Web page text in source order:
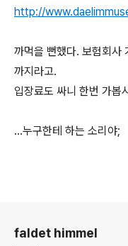
http://
까먹을 뻔했다. 보험회사
까지라고.
입장료도 싸니 한번 가봅
...누구한테 하는 소리야;
faldet himmel